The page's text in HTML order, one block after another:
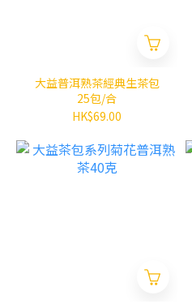
大益普洱熟茶經典生茶包
25包/合
HK$69.00